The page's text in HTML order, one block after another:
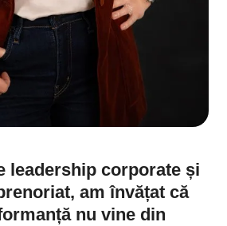
leadership corporate și
am învățat că
nu vine din